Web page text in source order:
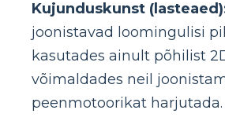
Kujunduskunst
joonistavad loomingulisi
kasutades ainult põhilist
võimaldades neil
peenmotoorikat harjutada.